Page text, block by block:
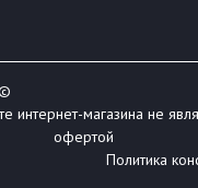
интернет-магазина не
офертой
Политика